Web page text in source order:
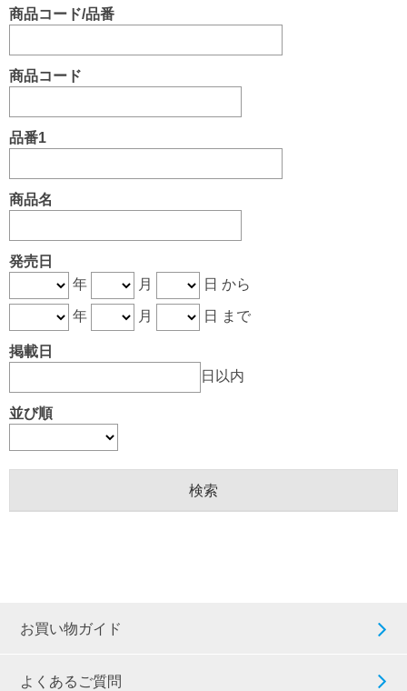
商品コード/品番
商品コード
品番1
商品名
発売日
年
月
日 から
年
月 日 まで
掲載日
日以内
並び順
お買い物ガイド
よくあるご質問